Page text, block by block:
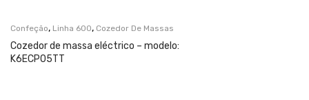
Confeção, Linha 600, Cozedor De Massas
Cozedor de massa eléctrico – modelo:
K6ECP05TT